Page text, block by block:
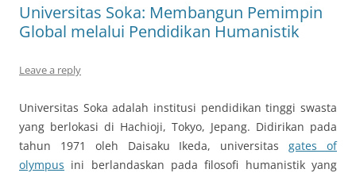
Universitas Soka: Membangun Pemimpin
Global melalui Pendidikan Humanistik
Leave a reply
Universitas Soka adalah institusi pendidikan tinggi swasta
yang berlokasi di Hachioji, Tokyo, Jepang. Didirikan pada
tahun 1971 oleh Daisaku Ikeda, universitasgates of
olympus ini berlandaskan pada filosofi humanistik yang